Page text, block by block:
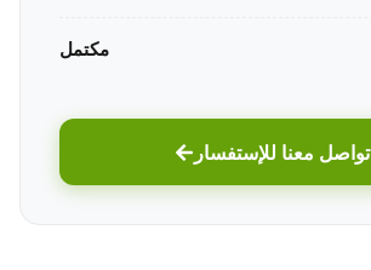
مكتمل
تواصل معنا للإستفسار